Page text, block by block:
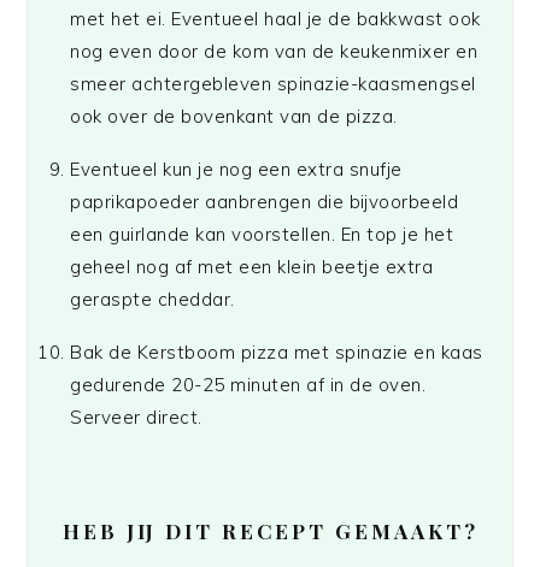
met het ei. Eventueel haal je de bakkwast ook
nog even door de kom van de keukenmixer en
smeer achtergebleven spinazie-kaasmengsel
ook over de bovenkant van de pizza.
Eventueel kun je nog een extra snufje
paprikapoeder aanbrengen die bijvoorbeeld
een guirlande kan voorstellen. En top je het
geheel nog af met een klein beetje extra
geraspte cheddar.
Bak de Kerstboom pizza met spinazie en kaas
gedurende 20-25 minuten af in de oven.
Serveer direct.
HEB JIJ DIT RECEPT GEMAAKT?